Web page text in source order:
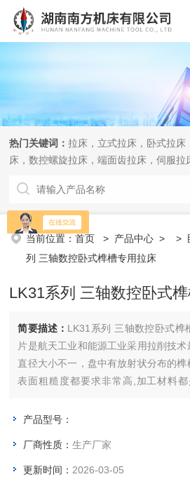
热门关键词：拉床，立式拉床，卧式拉床
床，数控螺旋拉床，端面齿拉床，伺服拉
当前位置：首页 > 产品中心 > >
列 三轴数控卧式榫槽专用拉床
LK31系列 三轴数控卧式
简要描述： LK31系列 三轴数控卧式榫
片是航天工业和能源工业采用拉削技
直径大小不一，盘中有放射状分布的榫
表面粗糙度都要求非常高,加工材料都
产品型号：
厂商性质：生产厂家
更新时间： 2026-03-05